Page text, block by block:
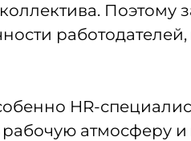
Поэтому
работодателей,
HR-
атмосферу